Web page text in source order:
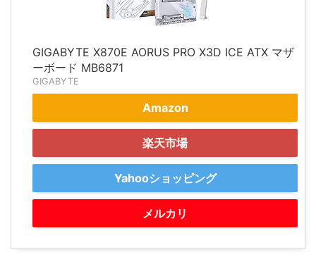
GIGABYTE X870E AORUS PRO X3D ICE ATX マザ
ーボード MB6871
GIGABYTE
Amazon
楽天市場
Yahooショッピング
メルカリ